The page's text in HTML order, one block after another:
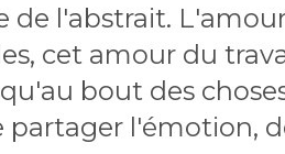
de l'abstrait.
cet amour du
bout des
partager l'émotion,